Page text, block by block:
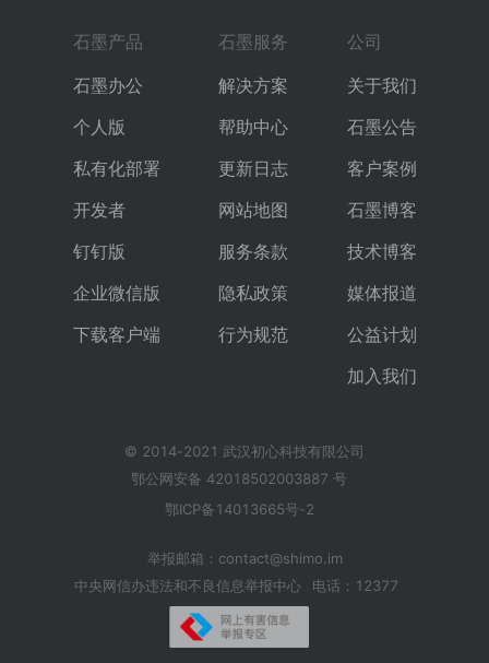
石墨产品
石墨办公
个人版
私有化部署
开发者
钉钉版
企业微信版
下载客户端
石墨服务
解决方案
帮助中心
更新日志
网站地图
服务条款
隐私政策
行为规范
公司
关于我们
石墨公告
客户案例
石墨博客
技术博客
媒体报道
公益计划
加入我们
© 2014-2021 武汉初心科技有限公司
鄂公网安备 42018502003887 号
鄂ICP备14013665号-2
举报邮箱：contact@shimo.im
中央网信办违法和不良信息举报中心
电话：12377